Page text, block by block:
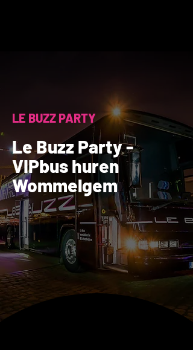
LE BUZZ PARTY
Le Buzz Party -
VIPbus huren
Wommelgem